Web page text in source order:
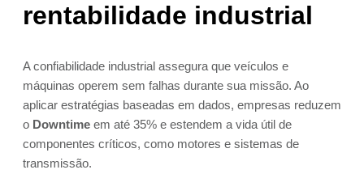
rentabilidade industrial
A confiabilidade industrial assegura que veículos e
máquinas operem sem falhas durante sua missão. Ao
aplicar estratégias baseadas em dados, empresas reduzem
o Downtime em até 35% e estendem a vida útil de
componentes críticos, como motores e sistemas de
transmissão.